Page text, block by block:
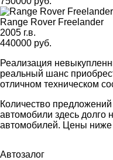
Range Rover Freelander
2005 г.в.
440000 руб.
Реализация
реальный шанс
отличном техническом
Количество
автомобили здесь долго
автомобилей. Цены
Автозалог